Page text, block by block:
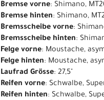
Bremse vorne: Shimano,
Bremse hinten: Shimano,
Bremsscheibe vorne:
Bremsscheibe hinten:
Felge vorne: Moustache,
Felge hinten: Moustache,
Laufrad Grösse: 27,5"
Reifen vorne: Schwalbe,
Reifen hinten: Schwalbe,